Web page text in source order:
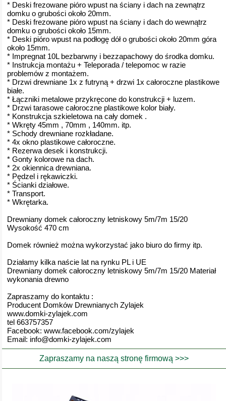
* Deski frezowane pióro wpust na ściany i dach na zewnątrz
domku o grubości około 20mm.
* Deski frezowane pióro wpust na ściany i dach do wewnątrz
domku o grubości około 15mm.
* Deski pióro wpust na podłogę dół o grubości około 20mm góra
około 15mm.
* Impregnat 10L bezbarwny i bezzapachowy do środka domku.
* Instrukcja montażu + Teleporada / telepomoc w razie
problemów z montażem.
* Drzwi drewniane 1x z futryną + drzwi 1x całoroczne plastikowe
białe.
* Łączniki metalowe przykręcone do konstrukcji + luzem.
* Drzwi tarasowe całoroczne plastikowe kolor biały.
* Konstrukcja szkieletowa na cały domek .
* Wkręty 45mm , 70mm , 140mm. itp.
* Schody drewniane rozkładane.
* 4x okno plastikowe całoroczne.
* Rezerwa desek i konstrukcji.
* Gonty kolorowe na dach.
* 2x okiennica drewniana.
* Pędzel i rękawiczki.
* Ścianki działowe.
* Transport.
* Wkrętarka.
Drewniany domek całoroczny letniskowy 5m/7m 15/20
Wysokość 470 cm
Domek również można wykorzystać jako biuro do firmy itp.
Działamy kilka naście lat na rynku PL i UE
Drewniany domek całoroczny letniskowy 5m/7m 15/20 Materiał
wykonania drewno
Zapraszamy do kontaktu :
Producent Domków Drewnianych Zylajek
www.domki-zylajek.com
tel 663757357
Facebook: www.facebook.com/zylajek
Email: info@domki-zylajek.com
Zapraszamy na naszą stronę firmową >>>